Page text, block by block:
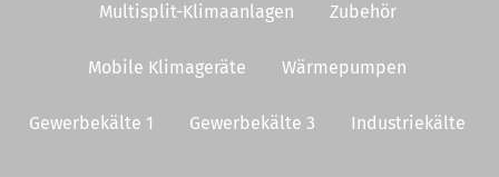
Multisplit-Klimaanlagen Zubehör
Mobile Klimageräte Wärmepumpen
Gewerbekälte 1 Gewerbekälte 3 Industriekälte